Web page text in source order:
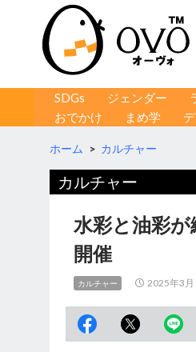
コンテンツへ移動
SDGs ジェンダー
おでかけ
まめ学
ホーム > カルチャー
カルチャー
水彩と油彩
開催
カルチャー 2025年3月